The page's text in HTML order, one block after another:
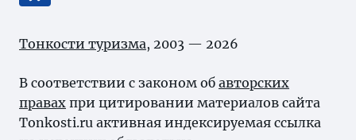
Тонкости туризма, 2003 — 2026
В соответствии с законом об авторских
правах при цитировании материалов сайта
Tonkosti.ru активная индексируемая ссылка